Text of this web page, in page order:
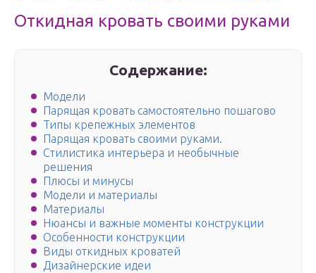
Откидная кровать своими руками
Содержание:
Модели
Парящая кровать самостоятельно пошагово
Типы крепежных элементов
Парящая кровать своими руками.
Стилистика интерьера и необычные
решения
Плюсы и минусы
Модели и материалы
Материалы
Нюансы и важные моменты конструкции
Особенности конструкции
Виды откидных кроватей
Дизайнерские идеи